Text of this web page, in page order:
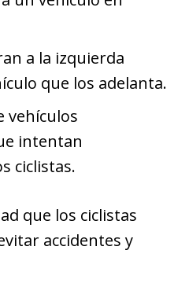
a la izquierda
que los adelanta.
vehículos
intentan
ciclistas.
que los ciclistas
accidentes y